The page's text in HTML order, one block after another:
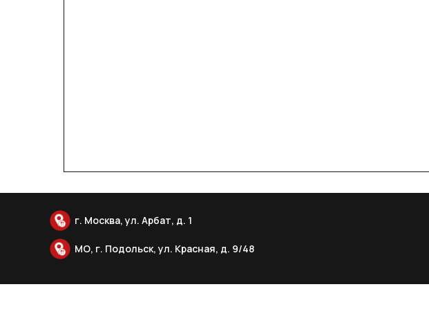
©
МО, г. Подольск, ул. Красная, д. 9/48
г. Москва, ул. Арбат, д. 1